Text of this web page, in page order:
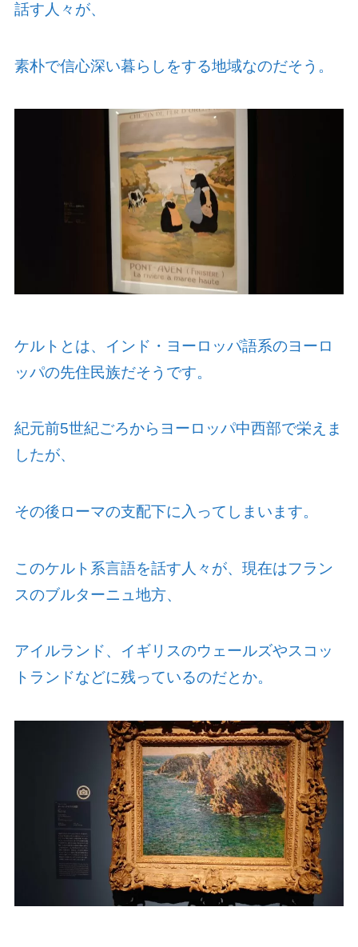
話す人々が、
素朴で信心深い暮らしをする地域なのだそう。
ケルトとは、インド・ヨーロッパ語系のヨーロ
ッパの先住民族だそうです。
紀元前5世紀ごろからヨーロッパ中西部で栄えま
したが、
その後ローマの支配下に入ってしまいます。
このケルト系言語を話す人々が、現在はフラン
スのブルターニュ地方、
アイルランド、イギリスのウェールズやスコッ
トランドなどに残っているのだとか。